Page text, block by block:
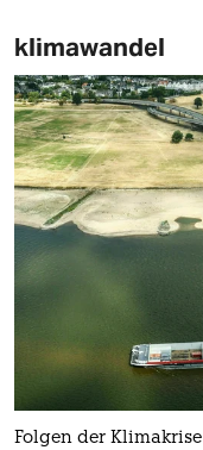
klimawandel
Folgen der Klimakrise